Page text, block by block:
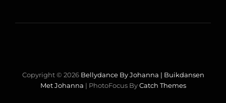
Copyright © 2026 Bellydance By Johanna | Buikdansen
Met Johanna | PhotoFocus ByCatch Themes